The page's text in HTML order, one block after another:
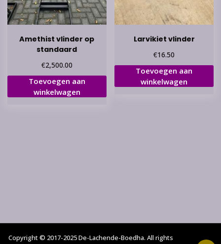
Amethist vlinder op
standaard
€2,500.00
Toevoegen aan
winkelwagen
Larvikiet vlinder
€16.50
Toevoegen aan
winkelwagen
Copyright © 2017-2025 De-Lachende-Boedha. All rights